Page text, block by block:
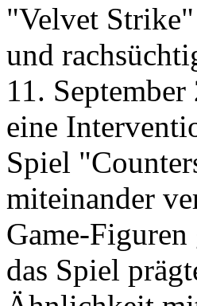
"Velvet
und
11.
eine
Spiel
miteinander
Game-
das Spiel